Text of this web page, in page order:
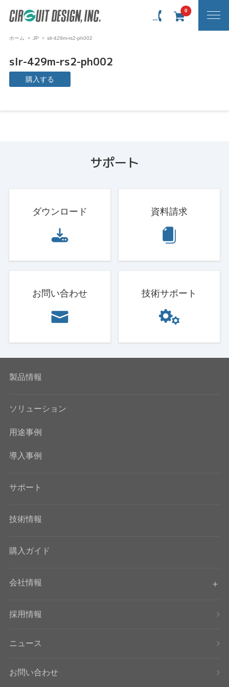
0
ホーム JP slr-429m-rs2-ph002
slr-429m-rs2-ph002
購入する
サポート
ダウンロード 資料請求
お問い合わせ 技術サポート
製品情報
ソリューション
用途事例
導入事例
サポート
技術情報
購入ガイド
会社情報
採用情報
ニュース
お問い合わせ